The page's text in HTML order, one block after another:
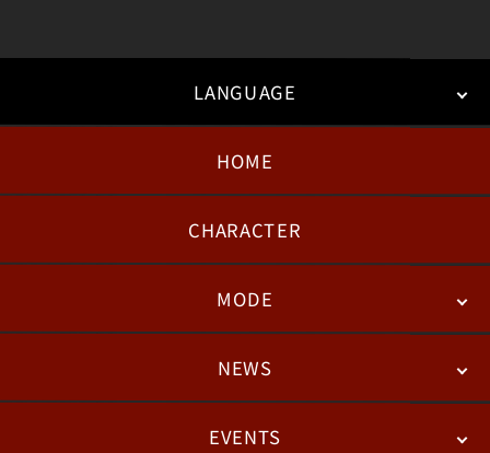
LANGUAGE
English
HOME
CHARACTER
MODE
BATTLENEWS
패치노트
EVENTS